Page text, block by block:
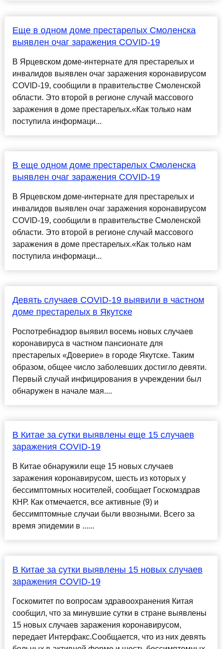
Еще в одном доме престарелых Смоленска
выявлен очаг заражения COVID-19
В Ярцевском доме-интернате для престарелых и
инвалидов выявлен очаг заражения коронавирусом
COVID-19, сообщили в правительстве Смоленской
области. Это второй в регионе случай массового
заражения в доме престарелых.«Как только нам
поступила информаци...
В еще одном доме престарелых Смоленска
выявлен очаг заражения COVID-19
В Ярцевском доме-интернате для престарелых и
инвалидов выявлен очаг заражения коронавирусом
COVID-19, сообщили в правительстве Смоленской
области. Это второй в регионе случай массового
заражения в доме престарелых.«Как только нам
поступила информаци...
Девять случаев COVID-19 выявили в частном
доме престарелых в Якутске
Роспотребнадзор выявил восемь новых случаев
коронавируса в частном пансионате для
престарелых «Доверие» в городе Якутске. Таким
образом, общее число заболевших достигло девяти.
Первый случай инфицирования в учреждении был
обнаружен в начале мая....
В Китае за сутки выявлены еще 15 случаев
заражения COVID-19
В Китае обнаружили еще 15 новых случаев
заражения коронавирусом, шесть из которых у
бессимптомных носителей, сообщает Госкомздрав
КНР. Как отмечается, все активные (9) и
бессимптомные случаи были ввозными. Всего за
время эпидемии в ......
В Китае за сутки выявлены 15 новых случаев
заражения COVID-19
Госкомитет по вопросам здравоохранения Китая
сообщил, что за минувшие сутки в стране выявлены
15 новых случаев заражения коронавирусом,
передает Интерфакс.Сообщается, что из них девять